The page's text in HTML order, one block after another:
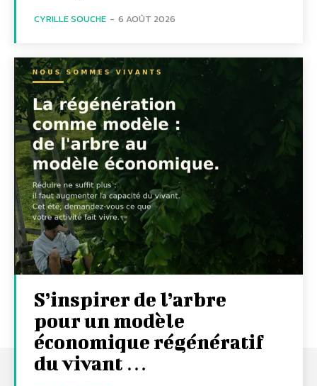
CYRILLE SOUCHE - 6 AOÛT 2026
S’inspirer de l’arbre
pour un modèle
économique régénératif
du vivant …